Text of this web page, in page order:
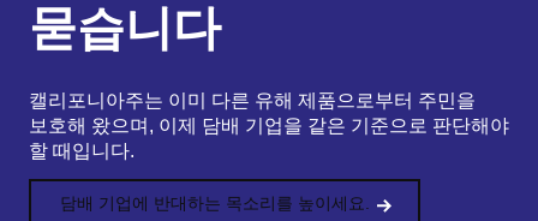
묻습니다
캘리포니아주는 이미 다른 유해 제품으로부터 주민을
보호해 왔으며, 이제 담배 기업을 같은 기준으로 판단해야
할 때입니다.
담배 기업에 반대하는 목소리를 높이세요.